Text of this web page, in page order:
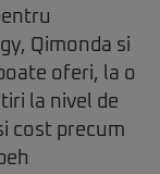
Qimonda si
oferi, la o
la nivel de
cost precum